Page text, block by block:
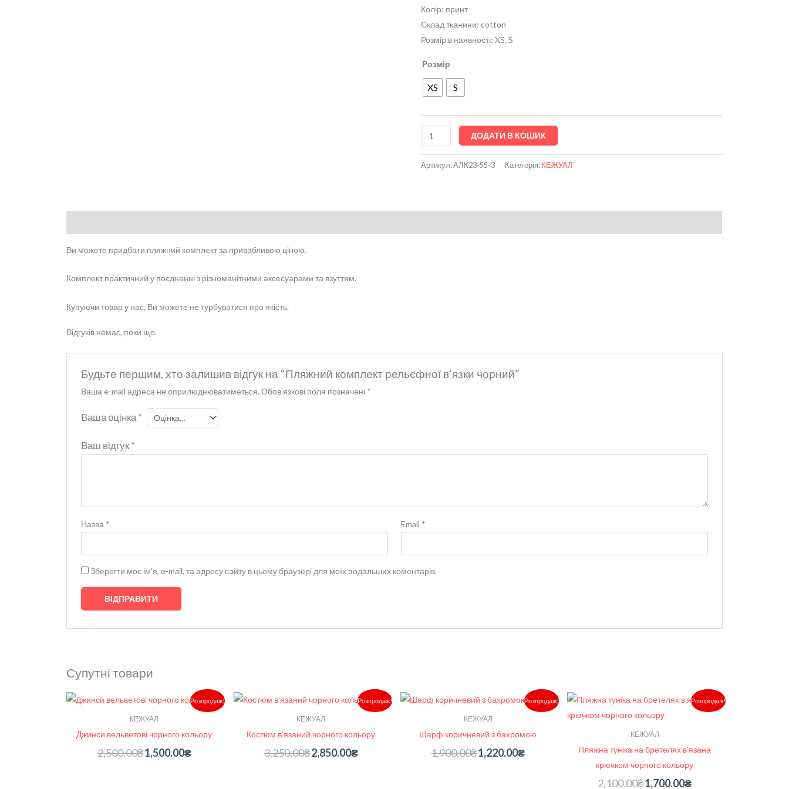
Колір: принт
Склад тканини: cotton
Розмір в наявності: XS, S
Розмір
XS S
ДОДАТИ В КОШИК
Артикул:АЛК23-55-3 Категорія: КЕЖУАЛ
Ви можете придбати пляжний комплект за привабливою ціною.
Комплект практичний у поєднанні з різноманітними аксесуарами та взуттям.
Купуючи товар у нас, Ви можете не турбуватися про якість.
Відгуків немає, поки що.
Будьте першим, хто залишив відгук на “Пляжний комплект рельєфної в’язки чорний”
Ваша e-mail адреса не оприлюднюватиметься. Обов’язкові поля позначені *
Ваша оцінка*
Ваш відгук*
Назва * Email *
Зберегти моє ім'я, e-mail, та адресу сайту в цьому браузері для моїх подальших коментарів.
Супутні товари
Розпродаж!
КЕЖУАЛ
Джинси вельветові чорного кольору
2,500.00₴
Оригінальна
ціна:
2,500.00₴.
1,500.00₴
Поточна
ціна:
1,500.00₴.
Розпродаж!
КЕЖУАЛ
Костюм в’язаний чорного кольору
3,250.00₴
Оригінальна
ціна:
3,250.00₴.
2,850.00₴
Поточна
ціна:
2,850.00₴.
Розпродаж!
КЕЖУАЛ
Шарф коричневий з бахромою
1,900.00₴
Оригінальна
ціна:
1,900.00₴.
1,220.00₴
Поточна
ціна:
1,220.00₴.
Розпродаж!
КЕЖУАЛ
Пляжна туніка на бретелях в’язана
крючком чорного кольору
2,100.00₴
Оригінальна
ціна:
2,100.00₴.
1,700.00₴
Поточна
ціна:
1,700.00₴.